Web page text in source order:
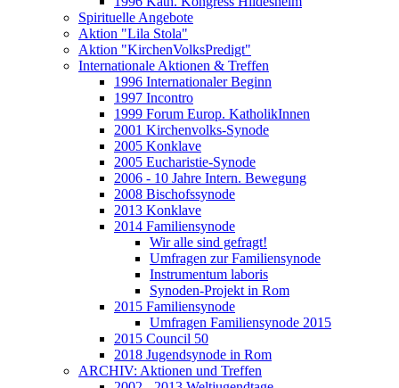
Spirituelle Angebote
Aktion "Lila Stola"
Aktion "KirchenVolksPredigt"
Internationale Aktionen & Treffen
1996 Internationaler Beginn
1997 Incontro
1999 Forum Europ. KatholikInnen
2001 Kirchenvolks-Synode
2005 Konklave
2005 Eucharistie-Synode
2006 - 10 Jahre Intern. Bewegung
2008 Bischofssynode
2013 Konklave
2014 Familiensynode
Wir alle sind gefragt!
Umfragen zur Familiensynode
Instrumentum laboris
Synoden-Projekt in Rom
2015 Familiensynode
Umfragen Familiensynode 2015
2015 Council 50
2018 Jugendsynode in Rom
ARCHIV: Aktionen und Treffen